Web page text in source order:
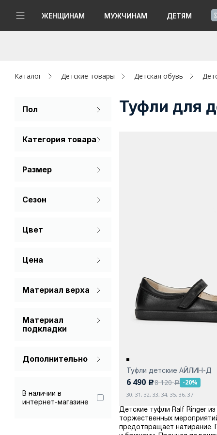
ЖЕНЩИНАМ МУЖЧИНАМ ДЕТЯМ
Женщинам
Капсула
Аутлет
Каталог Детские товары Детская обувь
Пол
Для мальчиков
Категория товара
Размер
36
Сезон
Цвет
Цена
Материал верха
Натуральная кожа
Материал
подкладки
Дополнительно
В наличии в
интернет-магазине
Туфли для
Туфли детские АЙЛИН-Д
6 490 c8 120a -20%
30, 31, 32, 33, 34, 35, 36, 37
Детские туфли Ralf Ringer
торжественных
предотвращает натирание.